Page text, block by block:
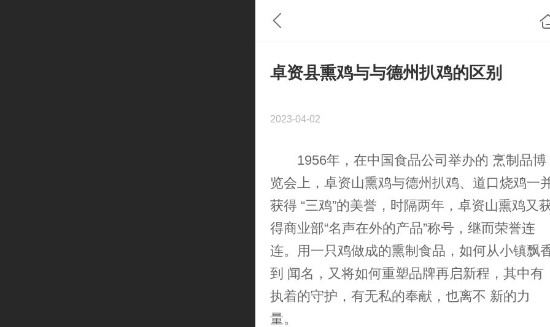
卓资县熏鸡与与德州扒鸡的区别
2023-04-02
1956年，在中国食品公司举办的 烹制品博
览会上，卓资山熏鸡与德州扒鸡、道口烧鸡一
获得 “三鸡”的美誉，时隔两年，卓资山熏鸡又
得商业部“名声在外的产品”称号，继而荣誉连
连。用一只鸡做成的熏制食品，如何从小镇飘
到 闻名，又将如何重塑品牌再启新程，其中有
执着的守护，有无私的奉献，也离不 新的力
量。